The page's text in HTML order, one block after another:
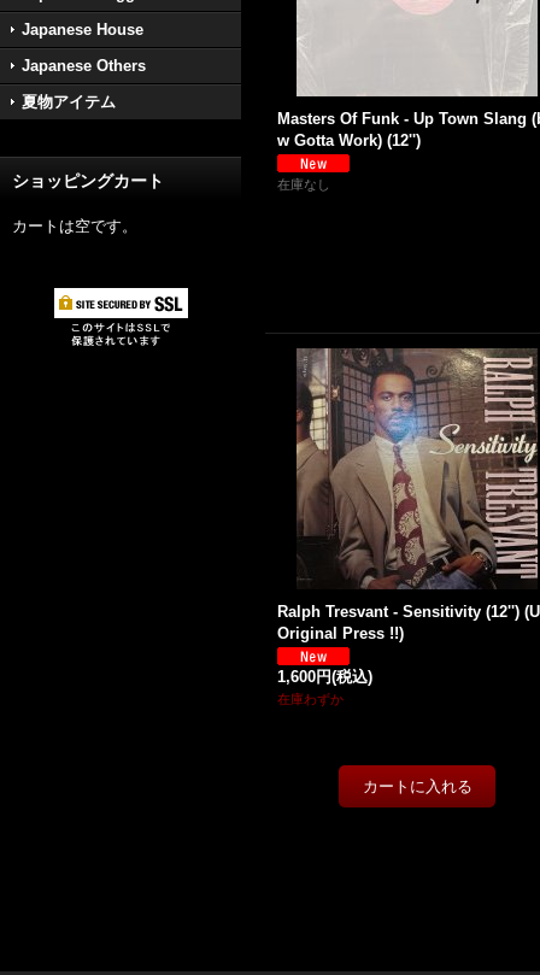
Japanese House
Japanese Others
夏物アイテム
ショッピングカート
カートは空です。
Masters Of Funk - Up Town Slang
w Gotta Work) (12'')
在庫なし
Ralph Tresvant - Sensitivity (12'')
Original Press !!)
1,600円(税込)
在庫わずか